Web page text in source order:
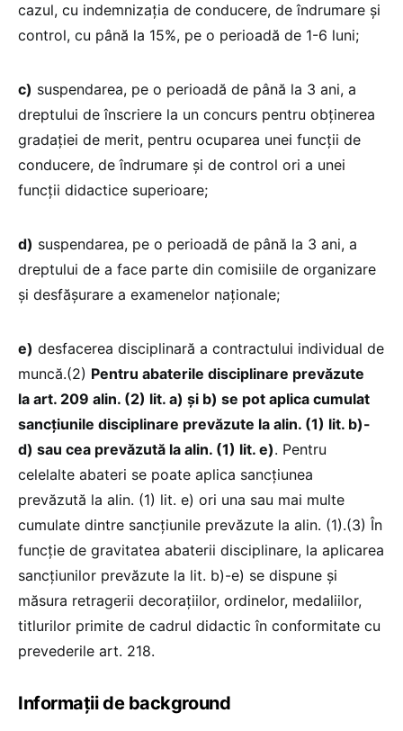
cazul, cu indemnizația de conducere, de îndrumare și
control, cu până la 15%, pe o perioadă de 1-6 luni;
c) suspendarea, pe o perioadă de până la 3 ani, a
dreptului de înscriere la un concurs pentru obținerea
gradației de merit, pentru ocuparea unei funcții de
conducere, de îndrumare și de control ori a unei
funcții didactice superioare;
d) suspendarea, pe o perioadă de până la 3 ani, a
dreptului de a face parte din comisiile de organizare
și desfășurare a examenelor naționale;
e) desfacerea disciplinară a contractului individual de
muncă.(2) Pentru abaterile disciplinare prevăzute
la art. 209 alin. (2) lit. a) și b) se pot aplica cumulat
sancțiunile disciplinare prevăzute la alin. (1) lit. b)-
d) sau cea prevăzută la alin. (1) lit. e). Pentru
celelalte abateri se poate aplica sancțiunea
prevăzută la alin. (1) lit. e) ori una sau mai multe
cumulate dintre sancțiunile prevăzute la alin. (1).(3) În
funcție de gravitatea abaterii disciplinare, la aplicarea
sancțiunilor prevăzute la lit. b)-e) se dispune și
măsura retragerii decorațiilor, ordinelor, medaliilor,
titlurilor primite de cadrul didactic în conformitate cu
prevederile art. 218.
Informații de background